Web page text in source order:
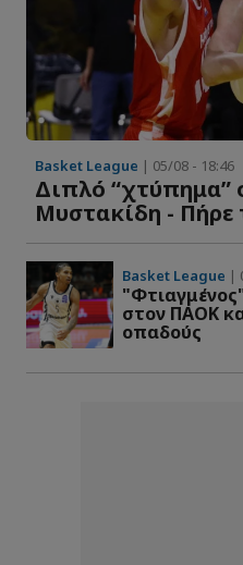
Basket League | 05/08 - 18:46
Διπλό “χτύπημα”
Μυστακίδη - Πήρε
Basket League |
στον ΠΑΟΚ
οπαδούς